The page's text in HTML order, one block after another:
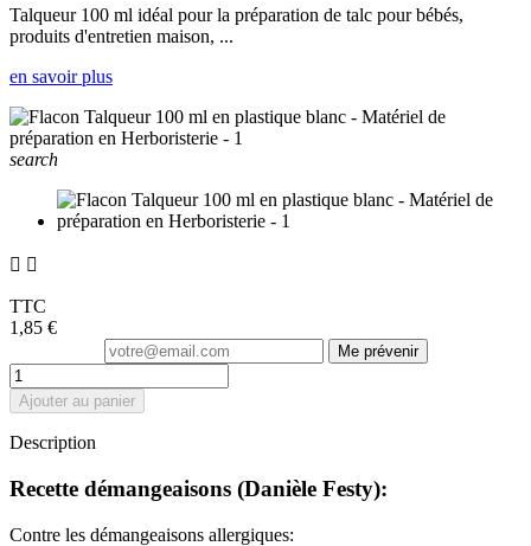
Talqueur 100 ml idéal pour la préparation de talc pour bébés,
produits d'entretien maison, ...
en savoir plus
search
 
TTC
1,85 €
Me prévenir
Ajouter au panier
Description
Recette démangeaisons (Danièle Festy):
Contre les démangeaisons allergiques: